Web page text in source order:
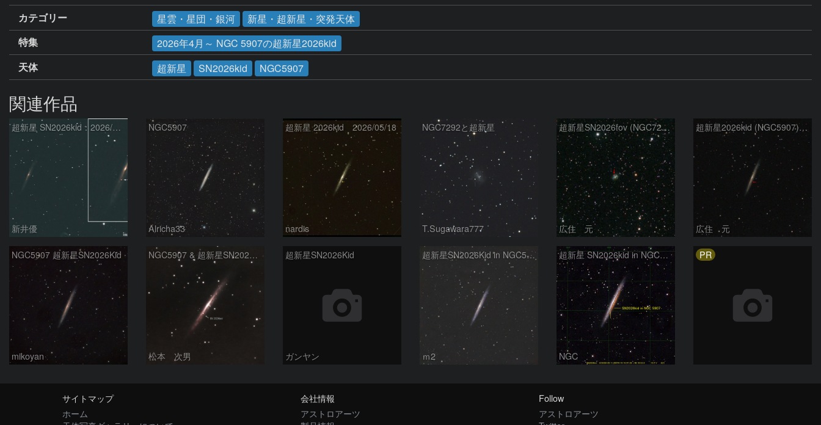
カテゴリー
星雲・星団・銀河
新星・超新星・突発天体
特集
2026年4月～ NGC 5907の超新星2026kid
天体
超新星 SN2026kid NGC5907
関連作品
超新星 SN2026kid：2026/05/18
新井優
NGC5907
Alricha33
超新星 2026kid 2026/05/18
nardis
NGC7292と超新星
T.Sugawara777
超新星SN2026fov (NGC7292) 5/17
広住 元
超新星2026kid (NGC5907) 5/17
広住 元
NGC5907 超新星SN2026Kid
mikoyan
NGC5907 & 超新星SN2026kid
松本 次男
超新星SN2026Kid
ガンヤン
超新星SN2026Kid in NGC5907
ｍ2
超新星 SN2026kid in NGC5907
NGC
PR
サイトマップ
ホーム
会社情報
アストロアーツ
Follow
アストロアーツ